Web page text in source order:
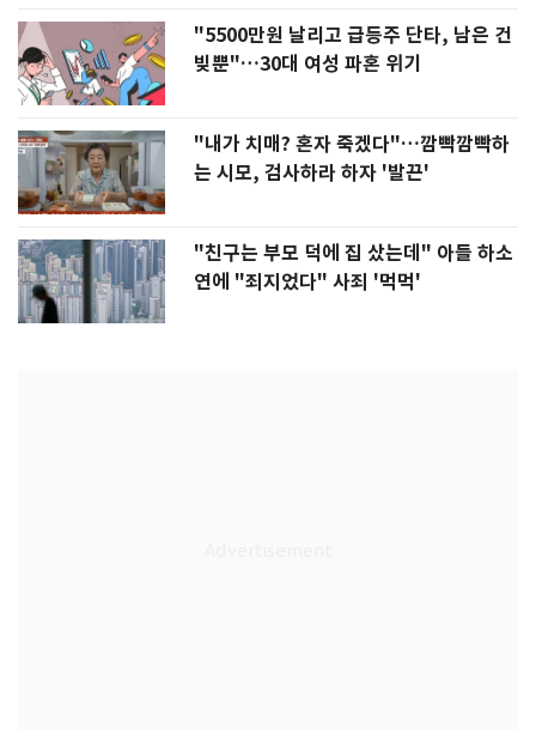
"5500만원 날리고 급등주 단타, 남은 건
빚뿐"…30대 여성 파혼 위기
"내가 치매? 혼자 죽겠다"…깜빡깜빡하
는 시모, 검사하라 하자 '발끈'
"친구는 부모 덕에 집 샀는데" 아들 하소
연에 "죄지었다" 사죄 '먹먹'